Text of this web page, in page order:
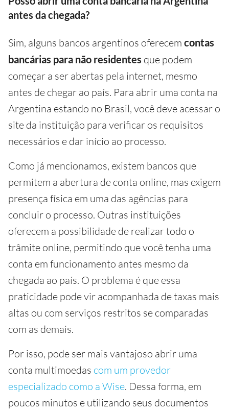
antes da chegada?
Sim, alguns bancos argentinos oferecem contas
bancárias para não residentes que podem
começar a ser abertas pela internet, mesmo
antes de chegar ao país. Para abrir uma conta na
Argentina estando no Brasil, você deve acessar o
site da instituição para verificar os requisitos
necessários e dar início ao processo.
Como já mencionamos, existem bancos que
permitem a abertura de conta online, mas exigem
presença física em uma das agências para
concluir o processo. Outras instituições
oferecem a possibilidade de realizar todo o
trâmite online, permitindo que você tenha uma
conta em funcionamento antes mesmo da
chegada ao país. O problema é que essa
praticidade pode vir acompanhada de taxas mais
altas ou com serviços restritos se comparadas
com as demais.
Por isso, pode ser mais vantajoso abrir uma
conta multimoedas com um provedor
especializado como a Wise. Dessa forma, em
poucos minutos e utilizando seus documentos